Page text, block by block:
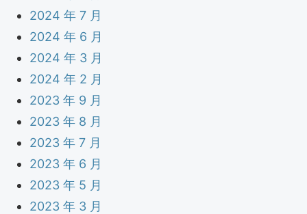
2024 年 7 月
2024 年 6 月
2024 年 3 月
2024 年 2 月
2023 年 9 月
2023 年 8 月
2023 年 7 月
2023 年 6 月
2023 年 5 月
2023 年 3 月